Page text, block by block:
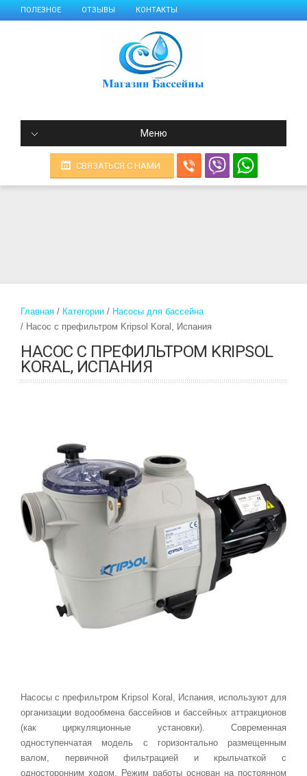
ПОЛЕЗНОЕ ОТЗЫВЫ КОНТАКТЫ
Меню
СВЯЗАТЬСЯ С НАМИ
Главная Категории
Насосы для бассейна
Насос с префильтром Kripsol Koral, Испания
НАСОС С ПРЕФИЛЬТРОМ KRIPSOL
KORAL, ИСПАНИЯ
Насосы с префильтром Kripsol Koral, Иcпания, используют для
организации водообмена бассейнов и бассейных аттракционов
(как циркуляционные установки). Современная
одноступенчатая модель с горизонтально размещенным
валом, первичной фильтрацией и крыльчаткой с
односторонним ходом. Режим работы основан на постоянном